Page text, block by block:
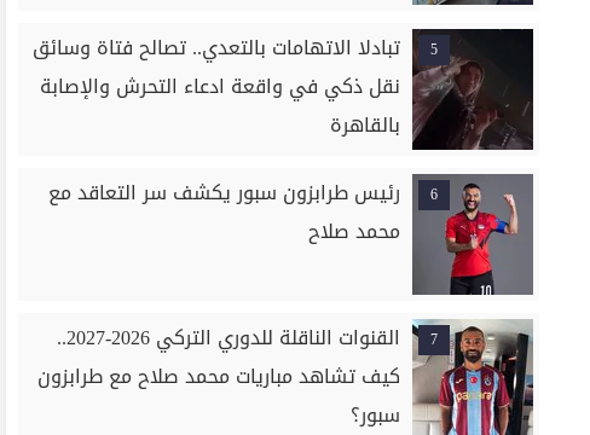
5
تبادلا الاتهامات بالتعدي.. تصالح فتاة وسائق
نقل ذكي في واقعة ادعاء التحرش والإصابة
بالقاهرة
6
رئيس طرابزون سبور يكشف سر التعاقد مع
محمد صلاح
7
القنوات الناقلة للدوري التركي 2026-2027..
كيف تشاهد مباريات محمد صلاح مع طرابزون
سبور؟